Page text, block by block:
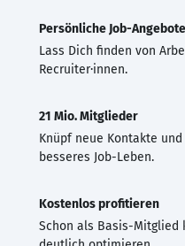
Persönliche Job-Angebote
Lass Dich finden von
Recruiter·innen.
21 Mio. Mitglieder
Knüpf neue Kontakte
besseres Job-Leben.
Kostenlos profitieren
Schon als Basis-Mitglied